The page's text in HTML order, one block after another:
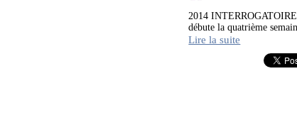
2014
débute la quatrième
Lire la suite